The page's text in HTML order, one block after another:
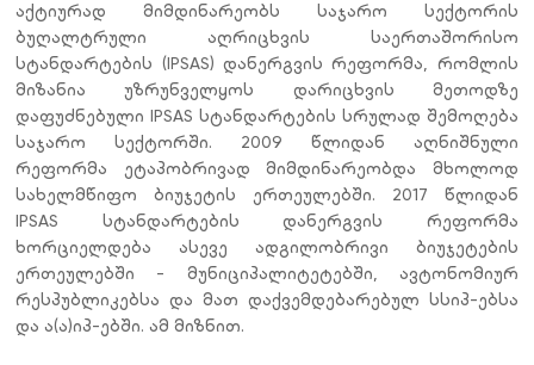
აქტიურად მიმდინარეობს საჯარო სექტორის
ბუღალტრული აღრიცხვის საერთაშორისო
სტანდარტების (IPSAS) დანერგვის რეფორმა, რომლის
მიზანია უზრუნველყოს დარიცხვის მეთოდზე
დაფუძნებული IPSAS სტანდარტების სრულად შემოღება
საჯარო სექტორში. 2009 წლიდან აღნიშნული
რეფორმა ეტაპობრივად მიმდინარეობდა მხოლოდ
სახელმწიფო ბიუჯეტის ერთეულებში. 2017 წლიდან
IPSAS სტანდარტების დანერგვის რეფორმა
ხორციელდება ასევე ადგილობრივი ბიუჯეტების
ერთეულებში - მუნიციპალიტეტებში, ავტონომიურ
რესპუბლიკებსა და მათ დაქვემდებარებულ სსიპ-ებსა
და ა(ა)იპ-ებში. ამ მიზნით.